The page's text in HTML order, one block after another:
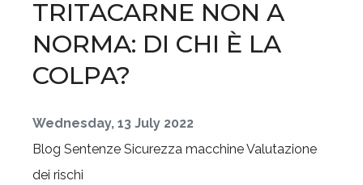
TRITACARNE NON A
NORMA: DI CHI È LA
COLPA?
Wednesday, 13 July 2022
Blog Sentenze Sicurezza macchineValutazione
dei rischi